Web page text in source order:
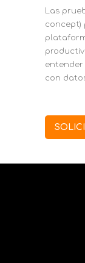
Las
concept)
entender
con